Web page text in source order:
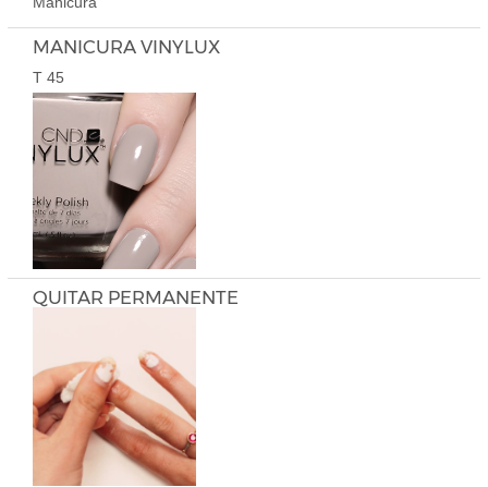
MANICURA VINYLUX
T 45
QUITAR PERMANENTE